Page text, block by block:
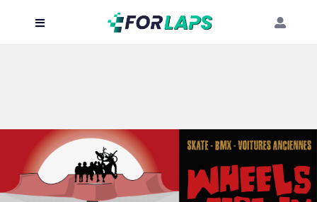
Organisateur